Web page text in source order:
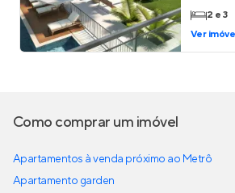
2 e 3
Ver
Como comprar um imóvel
Apartamentos à venda próximo ao Metrô
Apartamento garden